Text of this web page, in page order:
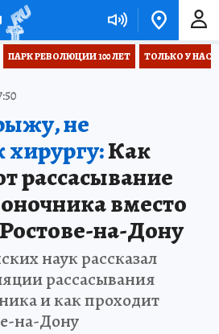
ПАРК РЕВОЛЮЦИИ 100 ЛЕТ ТОЛЬКО У НАС
не
хирургу:Как
рассасывание
вместо
на-Дону
наук рассказал
рассасывания
и как проходит
на-Дону